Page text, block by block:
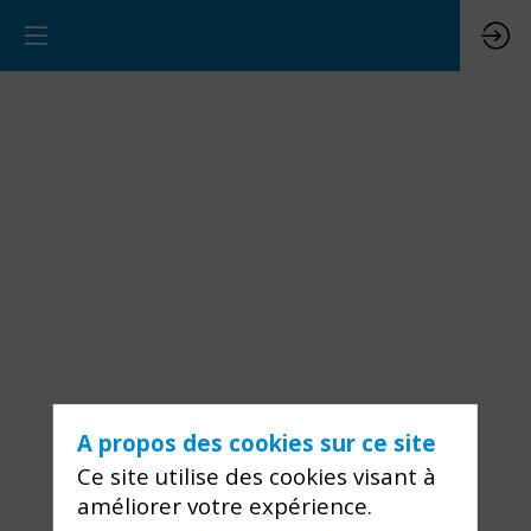
Vous devez vous connecter pour voir ce
A propos des cookies sur ce site
Ce site utilise des cookies visant à
améliorer votre expérience.